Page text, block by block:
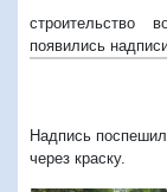
строительство
появились
Надпись
через краску.